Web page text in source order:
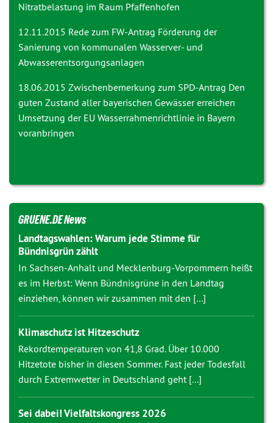
Nitratbelastung im Raum Pfaffenhofen
12.11.2015 Rede zum FW-Antrag Förderung der
Sanierung von kommunalen Wasserver- und
Abwasserentsorgungsanlagen
18.06.2015 Zwischenbemerkung zum SPD-Antrag Den
guten Zustand aller bayerischen Gewässer erreichen
Umsetzung der EU Wasserrahmenrichtlinie in Bayern
voranbringen
GRUENE.DE News
Landtagswahlen: Warum jede Stimme für
Bündnisgrün zählt
In Sachsen-Anhalt und Mecklenburg-Vorpommern heißt
es im Herbst: Wenn Bündnisgrüne in den Landtag
einziehen, können wir zusammen mit den [...]
Klimaschutz ist Hitzeschutz
Rekordtemperaturen von 41,8 Grad. Über 10.000
Hitzetote bisher in diesen Sommer. Fast jeder Todesfall
durch Extremwetter in Deutschland geht [...]
Sei dabei! Vielfaltskongress 2026